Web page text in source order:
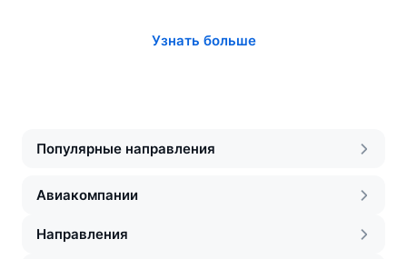
Узнать больше
Популярные направления
Авиакомпании
Направления